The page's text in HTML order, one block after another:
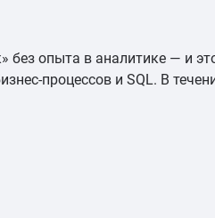
без опыта в аналитике — и
процессов и SQL. В